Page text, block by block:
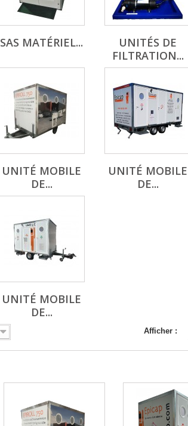
SAS MATÉRIEL...
UNITÉS DE
FILTRATION...
UNITÉ MOBILE
DE...
UNITÉ MOBILE
DE...
UNITÉ MOBILE
DE...
Afficher :